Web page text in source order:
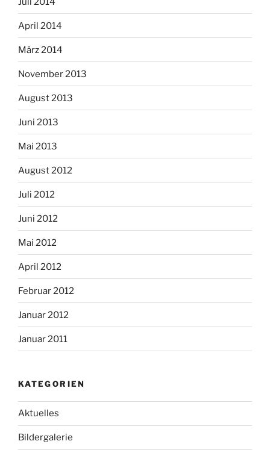
Juli 2012
Juni 2012
Mai 2012
April 2012
Februar 2012
Januar 2012
Januar 2011
KATEGORIEN
Aktuelles
Bildergalerie
Presse
Projekte
Spielplatz am Rosengarten
Termine
Anmelden